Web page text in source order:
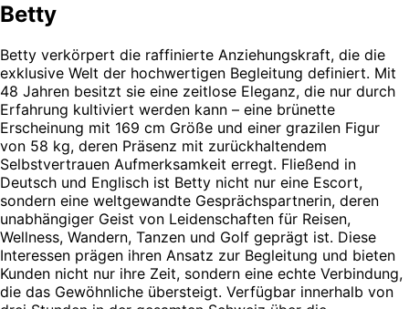
Betty
Betty verkörpert die raffinierte Anziehungskraft, die die
exklusive Welt der hochwertigen Begleitung definiert. Mit
48 Jahren besitzt sie eine zeitlose Eleganz, die nur durch
Erfahrung kultiviert werden kann – eine brünette
Erscheinung mit 169 cm Größe und einer grazilen Figur
von 58 kg, deren Präsenz mit zurückhaltendem
Selbstvertrauen Aufmerksamkeit erregt. Fließend in
Deutsch und Englisch ist Betty nicht nur eine Escort,
sondern eine weltgewandte Gesprächspartnerin, deren
unabhängiger Geist von Leidenschaften für Reisen,
Wellness, Wandern, Tanzen und Golf geprägt ist. Diese
Interessen prägen ihren Ansatz zur Begleitung und bieten
Kunden nicht nur ihre Zeit, sondern eine echte Verbindung,
die das Gewöhnliche übersteigt. Verfügbar innerhalb von